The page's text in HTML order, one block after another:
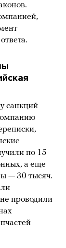
санкций
по 15
а еще
— 30 тысяч.
проводили